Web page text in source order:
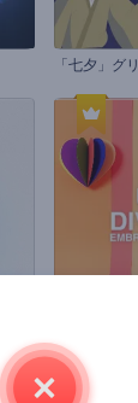
「七夕」グ